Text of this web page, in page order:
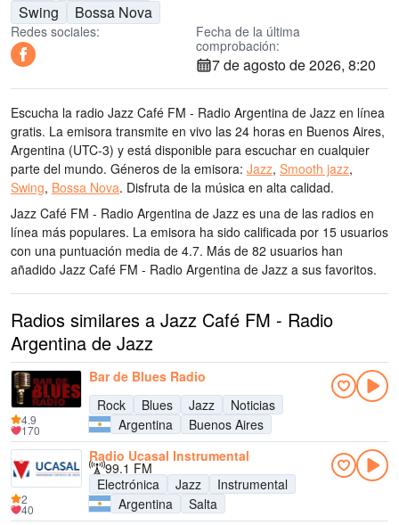
Swing
Bossa Nova
Redes sociales:
Fecha de la última
comprobación:
7 de agosto de 2026, 8:20
Escucha la radio Jazz Café FM - Radio Argentina de Jazz en línea
gratis. La emisora transmite en vivo las 24 horas en Buenos Aires,
Argentina (UTC-3) y está disponible para escuchar en cualquier
parte del mundo. Géneros de la emisora: Jazz, Smooth jazz,
Swing, Bossa Nova. Disfruta de la música en alta calidad.
Jazz Café FM - Radio Argentina de Jazz es una de las radios en
línea más populares. La emisora ha sido calificada por 15 usuarios
con una puntuación media de 4.7. Más de 82 usuarios han
añadido Jazz Café FM - Radio Argentina de Jazz a sus favoritos.
Radios similares a Jazz Café FM - Radio
Argentina de Jazz
Bar de Blues Radio
Rock
Blues Jazz
Noticias
Argentina
Buenos Aires
4.9
170
Radio Ucasal Instrumental
99.1 FM
Electrónica
Jazz
Instrumental
Argentina
Salta
2
40